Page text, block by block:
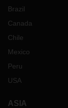
Brazil
Canada
Chile
Mexico
Peru
USA
ASIA